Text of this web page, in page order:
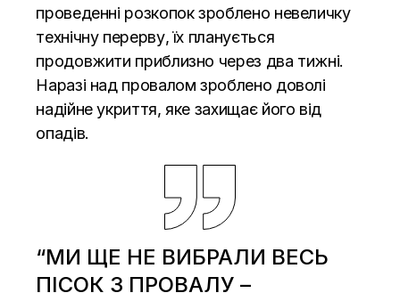
проведенні розкопок зроблено невеличку
технічну перерву, їх планується
продовжити приблизно через два тижні.
Наразі над провалом зроблено доволі
надійне укриття, яке захищає його від
опадів.
“МИ ЩЕ НЕ ВИБРАЛИ ВЕСЬ
ПІСОК З ПРОВАЛУ –